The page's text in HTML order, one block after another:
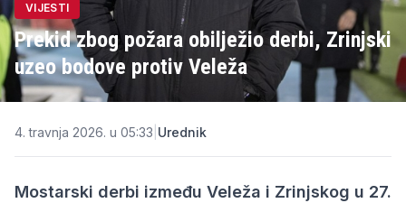
VIJESTI
Prekid zbog požara obilježio derbi, Zrinjski
uzeo bodove protiv Veleža
4. travnja 2026. u 05:33 Urednik
Mostarski derbi između Veleža i Zrinjskog u 27.